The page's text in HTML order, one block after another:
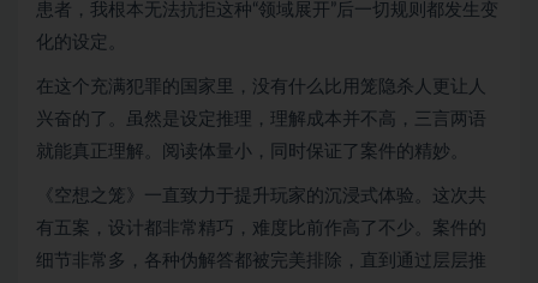
患者，我根本无法抗拒这种“领域展开”后一切规则都发生变
化的设定。
在这个充满犯罪的国家里，没有什么比用笼隐杀人更让人
兴奋的了。虽然是设定推理，理解成本并不高，三言两语
就能真正理解。阅读体量小，同时保证了案件的精妙。
《空想之笼》一直致力于提升玩家的沉浸式体验。这次共
有五案，设计都非常精巧，难度比前作高了不少。案件的
细节非常多，各种伪解答都被完美排除，直到通过层层推